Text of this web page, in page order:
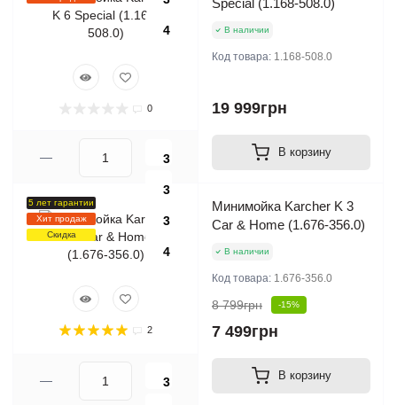
4
0
Special (1.168-508.0)
В наличии
Код товара: 1.168-508.0
19 999грн
В корзину
5 лет гарантии
Хит продаж
Скидка
3
3
3
4
2
Минимойка Karcher K 3
Car & Home (1.676-356.0)
В наличии
Код товара: 1.676-356.0
8 799грн -15%
7 499грн
В корзину
3